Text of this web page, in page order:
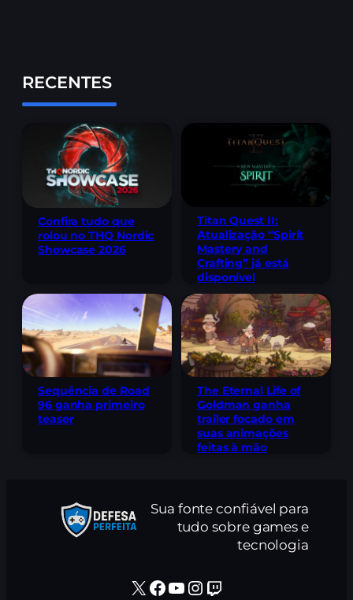
RECENTES
Confira tudo que
rolou no THQ Nordic
Showcase 2026
Titan Quest II:
Atualização “Spirit
Mastery and
Crafting” já está
disponível
Sequência de Road
96 ganha primeiro
teaser
The Eternal Life of
Goldman ganha
trailer focado em
suas animações
feitas à mão
Sua fonte confiável para
tudo sobre games e
tecnologia
X Facebook Youtube Instagram Twitch